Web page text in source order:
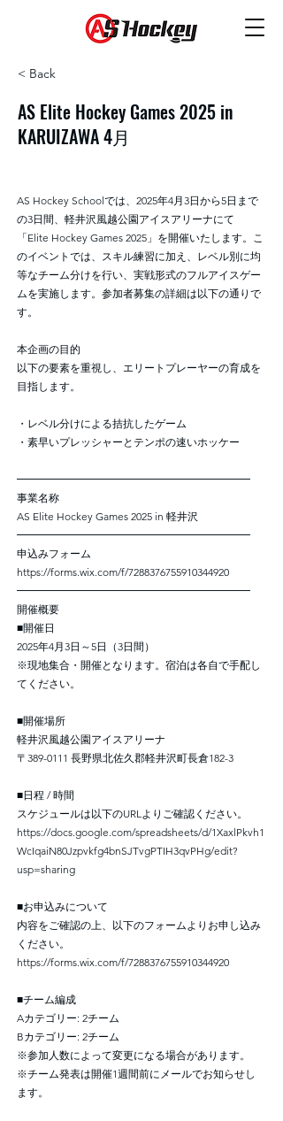
< Back
AS Elite Hockey Games 2025 in
KARUIZAWA 4月
AS Hockey Schoolでは、2025年4月3日から5日まで
の3日間、軽井沢風越公園アイスアリーナにて
「Elite Hockey Games 2025」を開催いたします。こ
のイベントでは、スキル練習に加え、レベル別に均
等なチーム分けを行い、実戦形式のフルアイスゲー
ムを実施します。参加者募集の詳細は以下の通りで
す。
本企画の目的
以下の要素を重視し、エリートプレーヤーの育成を
目指します。
・レベル分けによる拮抗したゲーム
・素早いプレッシャーとテンポの速いホッケー
━━━━━━━━━━━━━━━━━━━━━━
事業名称
AS Elite Hockey Games 2025 in 軽井沢
━━━━━━━━━━━━━━━━━━━━━━
申込みフォーム
https://forms.wix.com/f/7288376755910344920
━━━━━━━━━━━━━━━━━━━━━━
開催概要
■開催日
2025年4月3日～5日（3日間）
※現地集合・開催となります。宿泊は各自で手配し
てください。
■開催場所
軽井沢風越公園アイスアリーナ
〒389-0111 長野県北佐久郡軽井沢町長倉182-3
■日程 / 時間
スケジュールは以下のURLよりご確認ください。
https://docs.google.com/spreadsheets/d/1XaxlPkvh1
WcIqaiN80Jzpvkfg4bnSJTvgPTIH3qvPHg/edit?
usp=sharing
■お申込みについて
内容をご確認の上、以下のフォームよりお申し込み
ください。
https://forms.wix.com/f/7288376755910344920
■チーム編成
Aカテゴリー: 2チーム
Bカテゴリー: 2チーム
※参加人数によって変更になる場合があります。
※チーム発表は開催1週間前にメールでお知らせし
ます。